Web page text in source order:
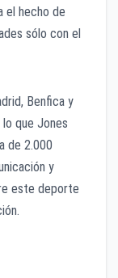
el hecho de
sólo con el
Benfica y
que Jones
de 2.000
y
este deporte